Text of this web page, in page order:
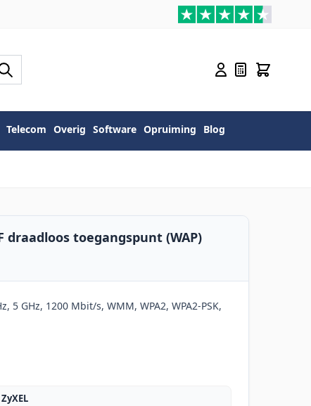
Telecom Overig Software Opruiming Blog
draadloos toegangspunt (WAP)
5 GHz, 1200 Mbit/s, WMM, WPA2, WPA2-PSK,
ZyXEL